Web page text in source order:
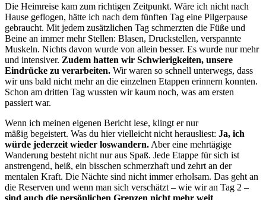
Die Heimreise kam zum richtigen Zeitpunkt. Wäre ich nicht nach
Hause geflogen, hätte ich nach dem fünften Tag eine Pilgerpause
gebraucht. Mit jedem zusätzlichen Tag schmerzten die Füße und
Beine an immer mehr Stellen: Blasen, Druckstellen, verspannte
Muskeln. Nichts davon wurde von allein besser. Es wurde nur mehr
und intensiver. Zudem hatten wir Schwierigkeiten, unsere
Eindrücke zu verarbeiten. Wir waren so schnell unterwegs, dass
wir uns bald nicht mehr an die einzelnen Etappen erinnern konnten.
Schon am dritten Tag wussten wir kaum noch, was am ersten
passiert war.
Wenn ich meinen eigenen Bericht lese, klingt er nur
mäßig begeistert. Was du hier vielleicht nicht herausliest: Ja, ich
würde jederzeit wieder loswandern. Aber eine mehrtägige
Wanderung besteht nicht nur aus Spaß. Jede Etappe für sich ist
anstrengend, heiß, ein bisschen schmerzhaft und zehrt an der
mentalen Kraft. Die Nächte sind nicht immer erholsam. Das geht an
die Reserven und wenn man sich verschätzt – wie wir an Tag 2 –
sind auch die persönlichen Grenzen nicht mehr weit.